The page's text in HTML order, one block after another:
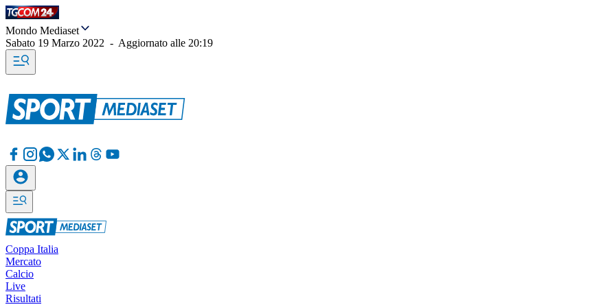
Mondo Mediaset
Sabato 19 Marzo 2022 - Aggiornato alle 20:19
Coppa Italia
Mercato
Calcio
Live
Risultati